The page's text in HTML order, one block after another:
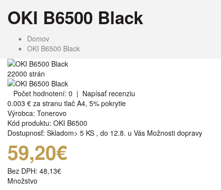
OKI B6500 Black
Domov
OKI B6500 Black
22000 strán
Počet hodnotení: 0 | Napísať recenziu
0.003 € za stranu tlač A4, 5% pokrytie
Výrobca: Tonerovo
Kód produktu: OKI B6500
Dostupnosť: Skladom> 5 KS , do 12.8. u Vás Možnosti dopravy
59,20€
Bez DPH: 48,13€
Množstvo